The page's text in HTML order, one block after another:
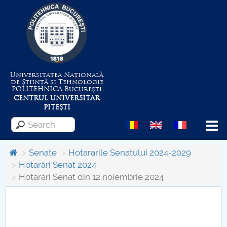
Universitatea Națională
de Știință și Tehnologie
POLITEHNICABucurești
CENTRUL UNIVERSITAR
PITEȘTI
Menu
About the University
Senate
Hotararile Senatului 2024-2029
Hotarâri Senat 2024
Hotărâri Senat din 12 noiembrie 2024